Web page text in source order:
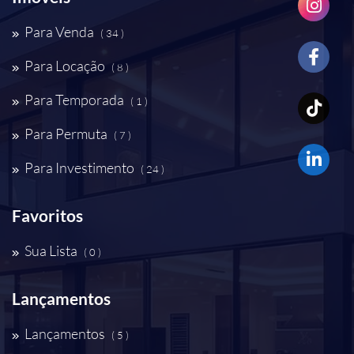
Para Venda ( 34 )
Para Locação ( 8 )
Para Temporada ( 1 )
Para Permuta ( 7 )
Para Investimento ( 24 )
Favoritos
Sua Lista ( 0 )
Lançamentos
Lançamentos ( 5 )